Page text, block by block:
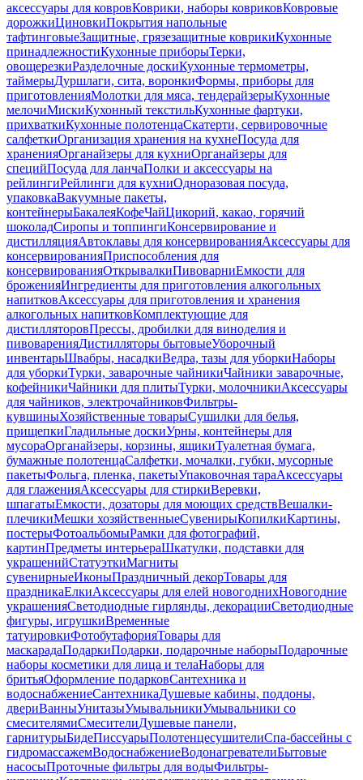
аксессуары для ковровКоврики, наборы ковриковКовровые
дорожкиЦиновкиПокрытия напольные
тафтинговыеЗащитные, грязезащитные коврикиКухонные
принадлежностиКухонные приборыТерки,
овощерезкиРазделочные доскиКухонные термометры,
таймерыДуршлаги, сита, воронкиФормы, приборы для
приготовленияМолотки для мяса, тендерайзерыКухонные
мелочиМискиКухонный текстильКухонные фартуки,
прихваткиКухонные полотенцаСкатерти, сервировочные
салфеткиОрганизация хранения на кухнеПосуда для
храненияОрганайзеры для кухниОрганайзеры для
специйПосуда для ланчаПолки и аксессуары на
рейлингиРейлинги для кухниОдноразовая посуда,
упаковкаВакуумные пакеты,
контейнерыБакалеяКофеЧайЦикорий, какао, горячий
шоколадСиропы и топпингиКонсервирование и
дистилляцияАвтоклавы для консервированияАксессуары для
консервированияПриспособления для
консервированияОткрывалкиПивоварниЕмкости для
броженияИнгредиенты для приготовления алкогольных
напитковАксессуары для приготовления и хранения
алкогольных напитковКомплектующие для
дистилляторовПрессы, дробилки для виноделия и
пивоваренияДистилляторы бытовыеУборочный
инвентарьШвабры, насадкиВедра, тазы для уборкиНаборы
для уборкиТурки, заварочные чайникиЧайники заварочные,
кофейникиЧайники для плитыТурки, молочникиАксессуары
для чайников, электрочайниковФильтры-
кувшиныХозяйственные товарыСушилки для белья,
прищепкиГладильные доскиУрны, контейнеры для
мусораОрганайзеры, корзины, ящикиТуалетная бумага,
бумажные полотенцаСалфетки, мочалки, губки, мусорные
пакетыФольга, пленка, пакетыУпаковочная тараАксессуары
для глаженияАксессуары для стиркиВеревки,
шпагатыЕмкости, дозаторы для моющих средствВешалки-
плечикиМешки хозяйственныеСувенирыКопилкиКартины,
постерыФотоальбомыРамки для фотографий,
картинПредметы интерьераШкатулки, подставки для
украшенийСтатуэткиМагниты
сувенирныеИконыПраздничный декорТовары для
праздникаЕлкиАксессуары для елей новогоднихНовогодние
украшенияСветодиодные гирлянды, декорацииСветодиодные
фигуры, игрушкиВременные
татуировкиФотобутафорияТовары для
маскарадаПодаркиПодарки, подарочные наборыПодарочные
наборы косметики для лица и телаНаборы для
бритьяОформление подарковСантехника и
водоснабжениеСантехникаДушевые кабины, поддоны,
двериВанныУнитазыУмывальникиУмывальники со
смесителямиСмесителиДушевые панели,
гарнитурыБидеПиссуарыПолотенцесушителиСпа-бассейны с
гидромассажемВодоснабжениеВодонагревателиБытовые
насосыПроточные фильтры для водыФильтры-